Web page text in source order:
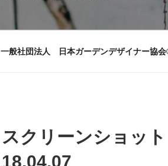
一般社団法人 日本ガーデンデザイナー協
スクリーンショッ
18.04.07